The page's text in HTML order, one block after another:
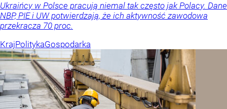
Ukraińcy w Polsce pracują niemal tak często jak Polacy. Dane
NBP, PIE i UW potwierdzają, że ich aktywność zawodowa
przekracza 70 proc.
KrajPolitykaGospodarka